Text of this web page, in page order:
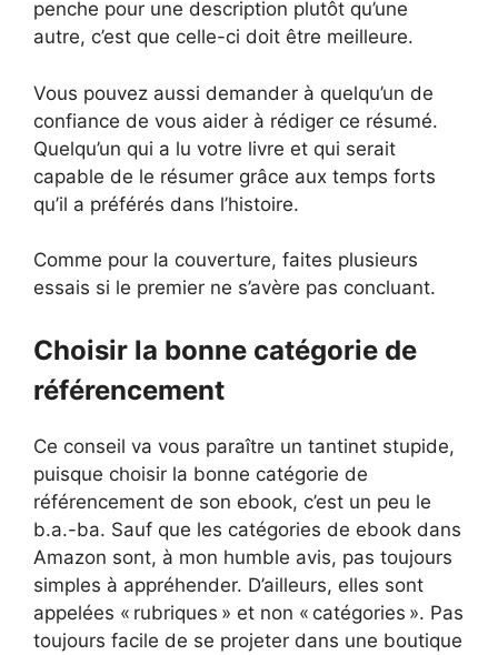
penche pour une description plutôt qu’une
autre, c’est que celle-ci doit être meilleure.
Vous pouvez aussi demander à quelqu’un de
confiance de vous aider à rédiger ce résumé.
Quelqu’un qui a lu votre livre et qui serait
capable de le résumer grâce aux temps forts
qu’il a préférés dans l’histoire.
Comme pour la couverture, faites plusieurs
essais si le premier ne s’avère pas concluant.
Choisir la bonne catégorie de
référencement
Ce conseil va vous paraître un tantinet stupide,
puisque choisir la bonne catégorie de
référencement de son ebook, c’est un peu le
b.a.-ba. Sauf que les catégories de ebook dans
Amazon sont, à mon humble avis, pas toujours
simples à appréhender. D’ailleurs, elles sont
appelées « rubriques » et non « catégories ». Pas
toujours facile de se projeter dans une boutique